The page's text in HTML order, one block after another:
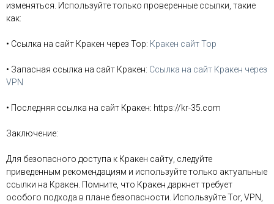
изменяться. Используйте только проверенные ссылки, такие
как:
• Ссылка на сайт Кракен через Тор: Кракен сайт Тор
• Запасная ссылка на сайт Кракен: Ссылка на сайт Кракен через
VPN
• Последняя ссылка на сайт Кракен: https://kr-35.com
Заключение:
Для безопасного доступа к Кракен сайту, следуйте
приведенным рекомендациям и используйте только актуальные
ссылки на Кракен. Помните, что Кракен даркнет требует
особого подхода в плане безопасности. Используйте Tor, VPN,